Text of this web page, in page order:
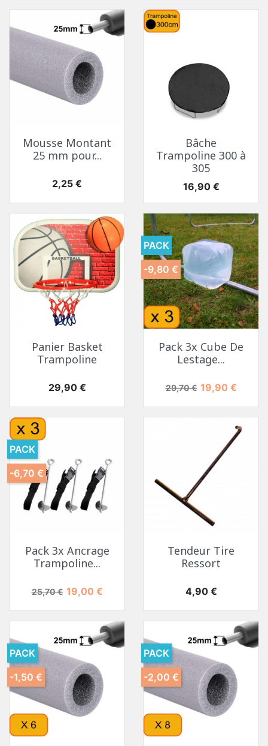
Mousse Montant
25 mm pour...
Prix
2,25 €
Bâche
Trampoline 300 à
305
Prix
16,90 €
Panier Basket
Trampoline
Prix
29,90 €
Pack 3x Cube De
Lestage...
Prix de base
29,70 € Prix
19,90 €
PACK
-9,80 €
Pack 3x Ancrage
Trampoline...
Prix de base
25,70 € Prix
19,00 €
PACK
-6,70 €
Tendeur Tire
Ressort
Prix
4,90 €
PACK
-1,50 €
PACK
-2,00 €